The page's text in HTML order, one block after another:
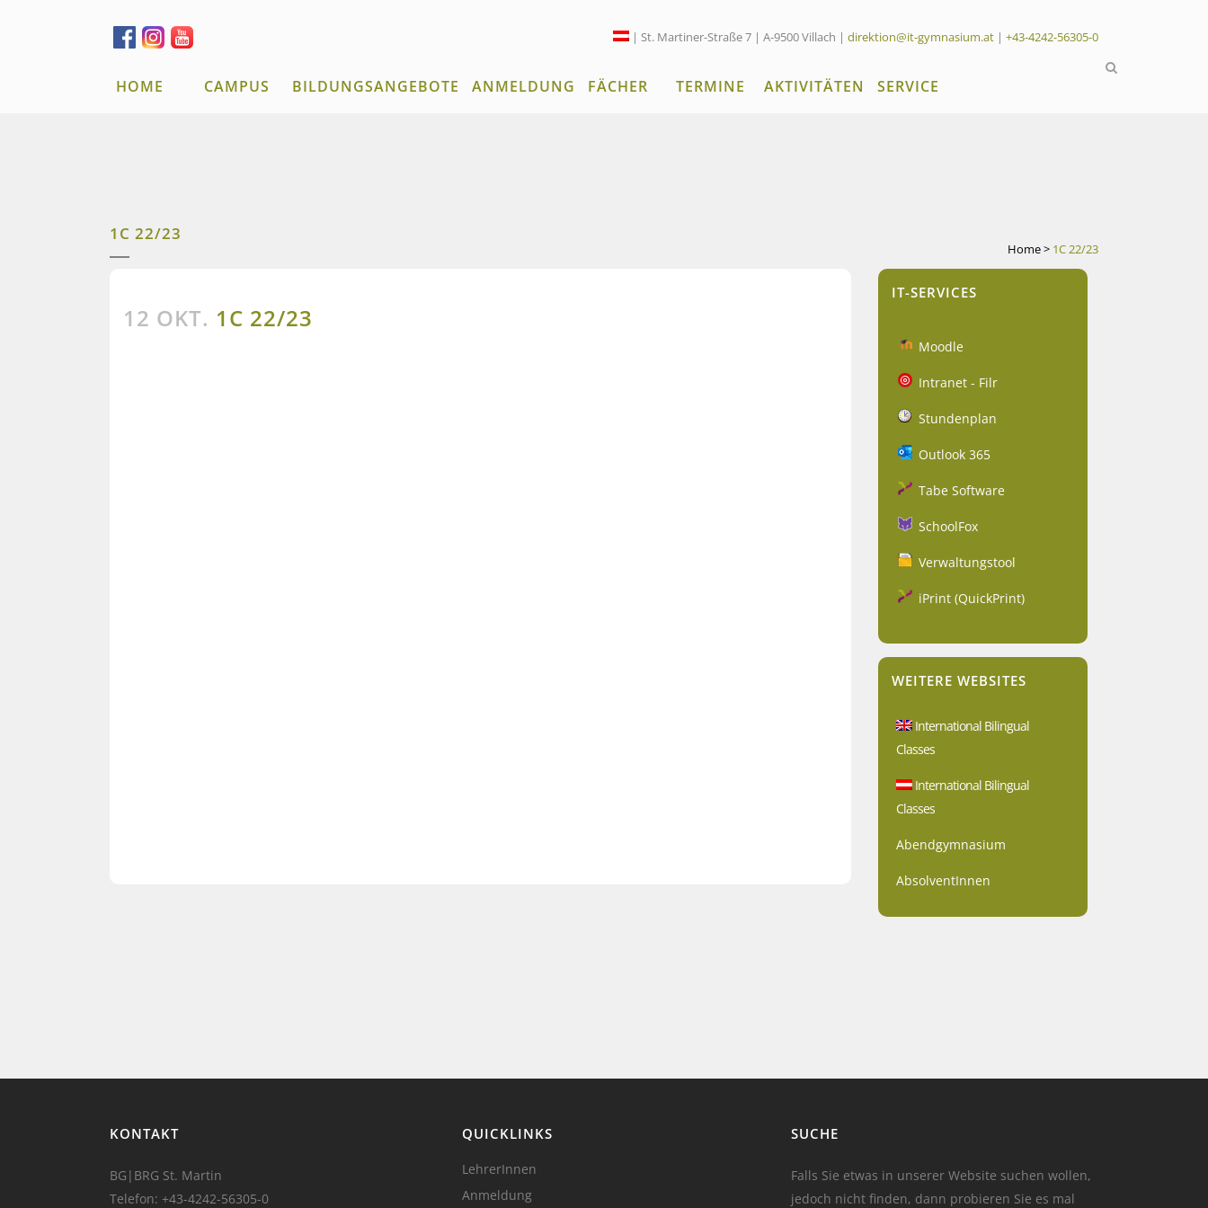
| St. Martiner-Straße 7 | A-9500 Villach | direktion@it-gymnasium.at | +43-4242-56305-0
HOME CAMPUS BILDUNGSANGEBOTE ANMELDUNG FÄCHER TERMINE AKTIVITÄTEN SERVICE
1C 22/23
Home> 1C 22/23
12 OKT. 1C 22/23
IT-SERVICES
Moodle
Intranet - Filr
Stundenplan
Outlook 365
Tabe Software
SchoolFox
Verwaltungstool
iPrint (QuickPrint)
WEITERE WEBSITES
International Bilingual
Classes
International Bilingual
Classes
Abendgymnasium
AbsolventInnen
KONTAKT
BG|BRG St. Martin
Telefon: +43-4242-56305-0
QUICKLINKS
LehrerInnen
Anmeldung
SUCHE
Falls Sie etwas in unserer Website suchen wollen,
jedoch nicht finden, dann probieren Sie es mal